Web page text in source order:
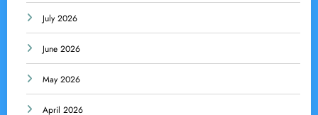
July 2026
June 2026
May 2026
April 2026